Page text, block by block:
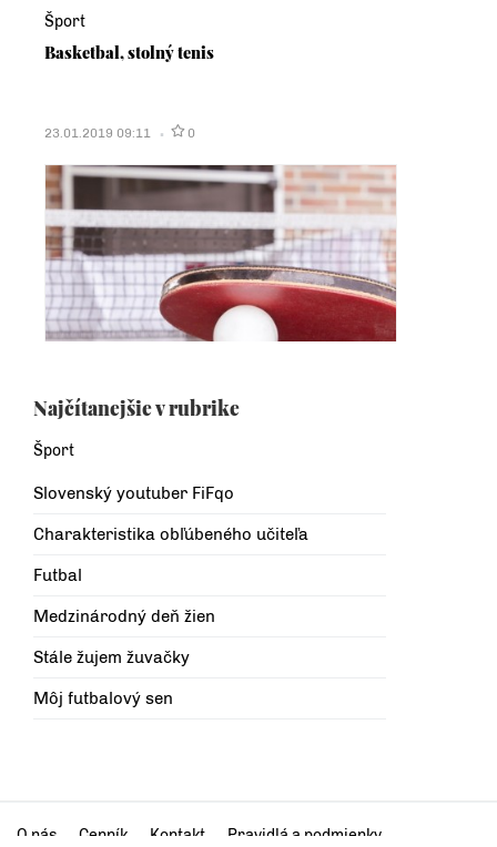
Šport
Basketbal, stolný tenis
23.01.2019 09:11 0
Najčítanejšie v rubrike
Šport
Slovenský youtuber FiFqo
Charakteristika obľúbeného učiteľa
Futbal
Medzinárodný deň žien
Stále žujem žuvačky
Môj futbalový sen
O nás Cenník Kontakt Pravidlá a podmienky